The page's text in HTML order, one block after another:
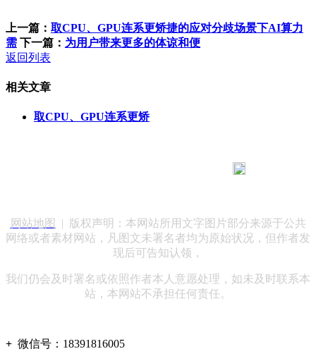
上一篇： 取CPU、GPU连系更矫捷的应对分歧场景下AI算力
需 下一篇： 为用户带来更多的体谅和便
返回列表
相关文章
取CPU、GPU连系更矫
网站地图
| 版权声明：本网站所用文字图片部分来源于公共
网络或者素材网站，凡图文未署名者均为原始状况，但作者发
现后可告知认领，
我们仍会及时署名或依照作者本人意愿处理，如未及时联系本
站，本网站不承担任何责任。
+ 微信号： 18391816005